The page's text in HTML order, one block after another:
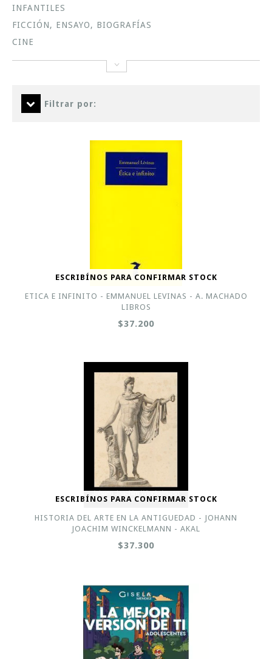
INFANTILES
FICCIÓN, ENSAYO, BIOGRAFÍAS
CINE
Filtrar por:
ESCRIBÍNOS PARA CONFIRMAR STOCK
ETICA E INFINITO - EMMANUEL LEVINAS - A. MACHADO
LIBROS
$37.200
ESCRIBÍNOS PARA CONFIRMAR STOCK
HISTORIA DEL ARTE EN LA ANTIGUEDAD - JOHANN
JOACHIM WINCKELMANN - AKAL
$37.300